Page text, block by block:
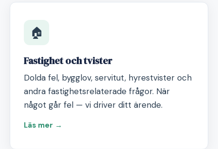
🏠
Fastighet och tvister
Dolda fel, bygglov, servitut, hyrestvister och
andra fastighetsrelaterade frågor. När
något går fel — vi driver ditt ärende.
Läs mer →